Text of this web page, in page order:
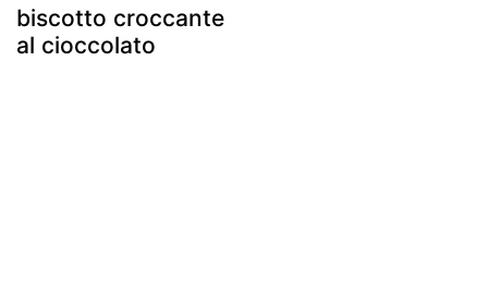
biscotto croccante
al cioccolato